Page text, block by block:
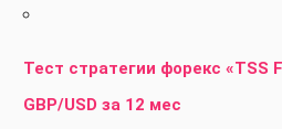
Тест стратегии форекс «TSS
GBP/USD за 12 мес